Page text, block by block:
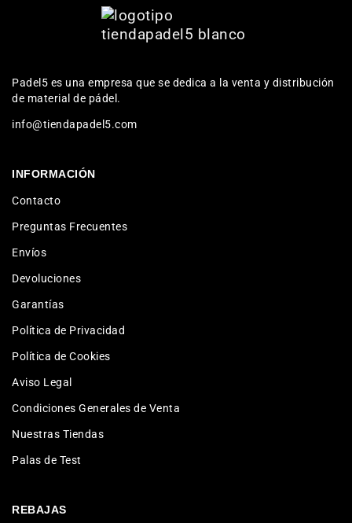
Padel5 es una empresa que se dedica a la venta y distribución
de material de pádel.
info@tiendapadel5.com
INFORMACIÓN
Contacto
Preguntas Frecuentes
Envíos
Devoluciones
Garantías
Política de Privacidad
Política de Cookies
Aviso Legal
Condiciones Generales de Venta
Nuestras Tiendas
Palas de Test
REBAJAS